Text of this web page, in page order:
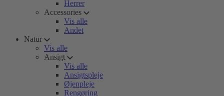
Herrer
Accessories
Vis alle
Andet
Natur
Vis alle
Ansigt
Vis alle
Ansigtspleje
Øjenpleje
Rengøring